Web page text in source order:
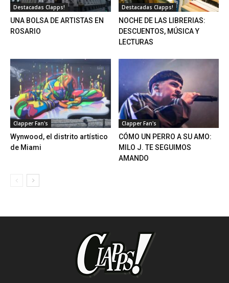
Destacadas Clapps!
UNA BOLSA DE ARTISTAS EN
ROSARIO
Destacadas Clapps!
NOCHE DE LAS LIBRERIAS:
DESCUENTOS, MÚSICA Y
LECTURAS
Clapper Fan's
Wynwood, el distrito artístico
de Miami
Clapper Fan's
CÓMO UN PERRO A SU AMO:
MILO J. TE SEGUIMOS
AMANDO